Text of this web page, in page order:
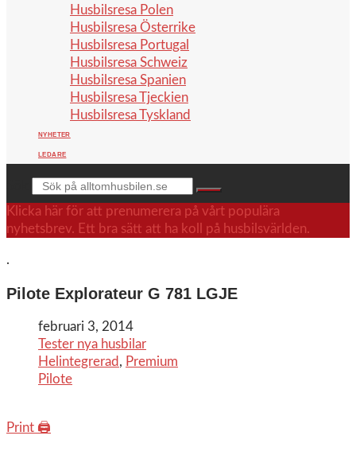
Husbilsresa Polen
Husbilsresa Österrike
Husbilsresa Portugal
Husbilsresa Schweiz
Husbilsresa Spanien
Husbilsresa Tjeckien
Husbilsresa Tyskland
NYHETER
LEDARE
Klicka här för att prenumerera på vårt populära
nyhetsbrev. Ett bra sätt att ha koll på husbilsvärlden.
.
Pilote Explorateur G 781 LGJE
februari 3, 2014
Tester nya husbilar
Helintegrerad , Premium
Pilote
Print 🖨